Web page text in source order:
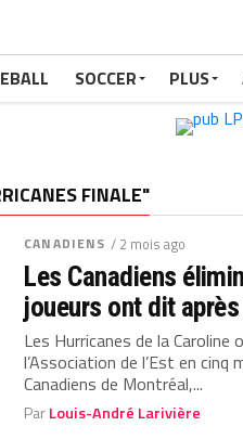
SOCCER PLUS
FINALE"
CANADIENS / 2 mois ago
Les Canadiens
joueurs ont dit
Les Hurricanes de la Caroline
l’Association de l’Est en cinq
Canadiens de Montréal,...
ParLouis-André Larivière